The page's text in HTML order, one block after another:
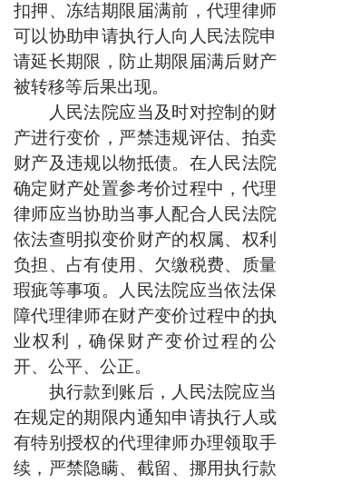
扣押、冻结期限届满前，代理律师
可以协助申请执行人向人民法院申
请延长期限，防止期限届满后财产
被转移等后果出现。
人民法院应当及时对控制的财
产进行变价，严禁违规评估、拍卖
财产及违规以物抵债。在人民法院
确定财产处置参考价过程中，代理
律师应当协助当事人配合人民法院
依法查明拟变价财产的权属、权利
负担、占有使用、欠缴税费、质量
瑕疵等事项。人民法院应当依法保
障代理律师在财产变价过程中的执
业权利，确保财产变价过程的公
开、公平、公正。
执行款到账后，人民法院应当
在规定的期限内通知申请执行人或
有特别授权的代理律师办理领取手
续，严禁隐瞒、截留、挪用执行款